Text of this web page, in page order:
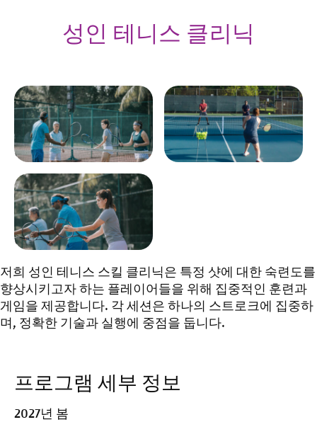
성인 테니스 클리닉
아시아 테니스 강사가 성인
수강생들에게 테니스 코트
에서 라켓을 잡는 방법을 보
여주고 있다.
캘리포니아주 로스앤젤레스
에서 여름에 진행되는 혼합
복식 테니스 레슨
아시아 테니스 강사가 성인
수강생들에게 테니스 코트
에서 라켓을 잡는 방법을 보
여주고 있다.
저희 성인 테니스 스킬 클리닉은 특정 샷에 대한 숙련도를
향상시키고자 하는 플레이어들을 위해 집중적인 훈련과
게임을 제공합니다. 각 세션은 하나의 스트로크에 집중하
며, 정확한 기술과 실행에 중점을 둡니다.
프로그램 세부 정보
2027년 봄